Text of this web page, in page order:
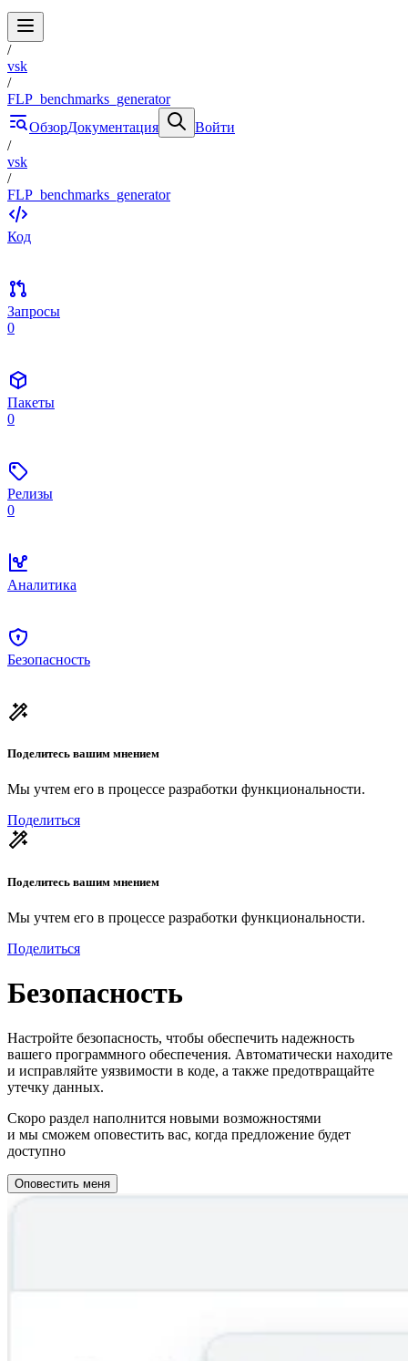
/
vsk
/
FLP_benchmarks_generator
ОбзорДокументация
Войти
/
vsk
/
FLP_benchmarks_generator
Код
Запросы
0
Пакеты
0
Релизы
0
Аналитика
Безопасность
Поделитесь вашим мнением
Мы учтем его в процессе разработки функциональности.
Поделиться
Поделитесь вашим мнением
Мы учтем его в процессе разработки функциональности.
Поделиться
Безопасность
Настройте безопасность, чтобы обеспечить надежность
вашего программного обеспечения. Автоматически находите
и исправляйте уязвимости в коде, а также предотвращайте
утечку данных.
Скоро раздел наполнится новыми возможностями
и мы сможем оповестить вас, когда предложение будет
доступно
Оповестить меня